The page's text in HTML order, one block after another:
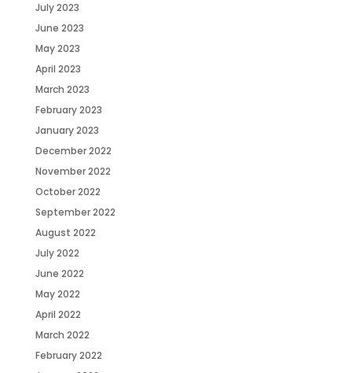
July 2023
June 2023
May 2023
April 2023
March 2023
February 2023
January 2023
December 2022
November 2022
October 2022
September 2022
August 2022
July 2022
June 2022
May 2022
April 2022
March 2022
February 2022